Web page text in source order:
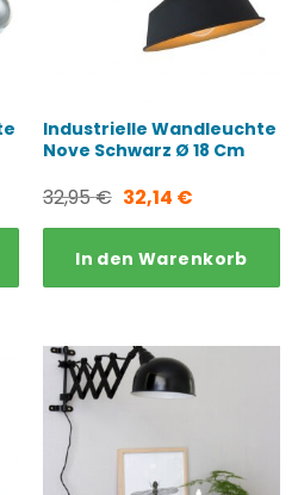
Industrielle Wandleuchte
Nove Schwarz Ø 18 Cm
32,95€ Ursprünglicher
Preis
war:
32,14 €Aktueller
Preis
ist:
In den Warenkorb